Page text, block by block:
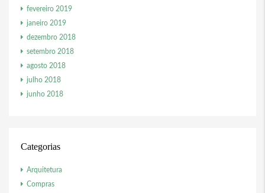
fevereiro 2019
janeiro 2019
dezembro 2018
setembro 2018
agosto 2018
julho 2018
junho 2018
Categorias
Arquitetura
Compras